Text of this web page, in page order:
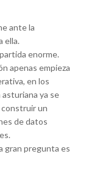
ante la
ella.
enorme.
apenas empieza
en los
ya se
construir un
de datos
gran pregunta es